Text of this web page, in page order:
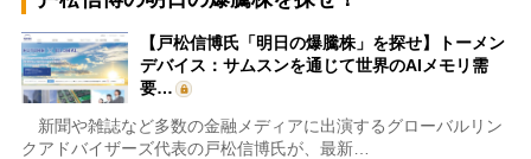
【戸松信博氏「明日の爆騰株」を探せ】トーメン
デバイス：サムスンを通じて世界のAIメモリ需
要…
新聞や雑誌など多数の金融メディアに出演するグローバルリン
クアドバイザーズ代表の戸松信博氏が、最新…